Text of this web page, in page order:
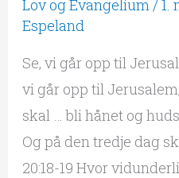
Lov og Evangelium /1.
Espeland
Se, vi går opp til
vi går opp til
skal … bli hånet og
Og på den tredje dag
20:18-19 Hvor
opp
til
Jerusalem…